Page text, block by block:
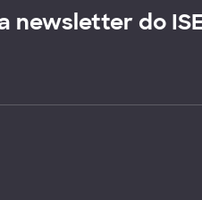
newsletter do